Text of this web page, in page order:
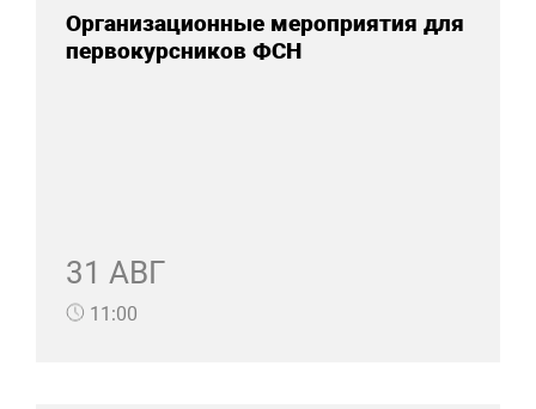
Организационные мероприятия для
первокурсников ФСН
31 АВГ
11:00